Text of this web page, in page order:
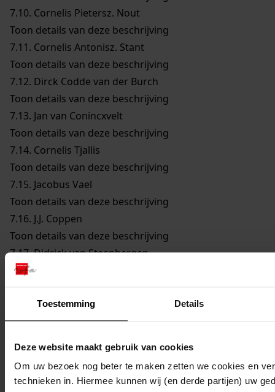
Toestemming Details
Deze website maakt gebruik van cookies
Om uw bezoek nog beter te maken zetten we cookies en
technieken in. Hiermee kunnen wij (en derde partijen) uw
7.10. Cornelis Pietersz. Nout
Toon details van deze beschrijving
7.11. Cornelis Antonisz. Stant
Toon details van deze beschrijving
7.12. Dirck Codde van der Burch
Toon details van deze beschrijving
7.13. Jan van Conincxvelt
Toon details van deze beschrijving
7.14. Cornelis Tjallis
Toon details van deze beschrijving
7.15. Jacobus Vael
Toon details van deze beschrijving
7.16. J.J. Coppen
Toon details van deze beschrijving
7.17.Didrick van Steenbergen
Toon details van deze beschrijving
7.18.Reijer Claesz. Sampson
Toon details van deze beschrijving
7.19.Remmet Jansz. Keijser
Joannes Cleyers
Toon details van deze beschrijving